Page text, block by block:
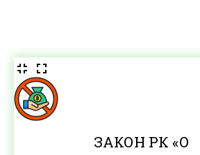
ЗАКОН РК «О